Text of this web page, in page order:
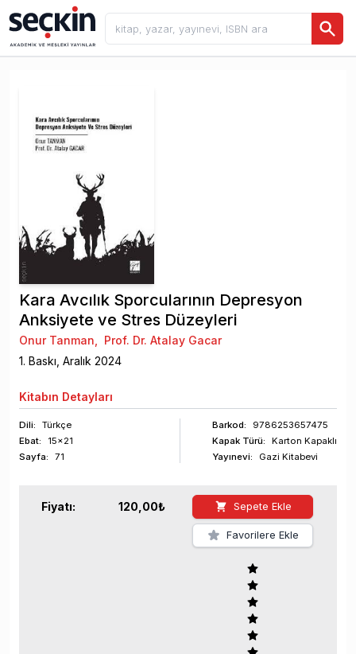
Kara Avcılık Sporcularının Depresyon
Anksiyete ve Stres Düzeyleri
Onur Tanman, Prof. Dr. Atalay Gacar
1. Baskı, Aralık 2024
Kitabın Detayları
Dili:
Türkçe
Ebat:
15x21
Sayfa: 71
Barkod:
9786253657475
Kapak Türü:
Karton Kapaklı
Yayınevi:
Gazi Kitabevi
Fiyatı: 120,00₺ Sepete Ekle
Favorilere Ekle